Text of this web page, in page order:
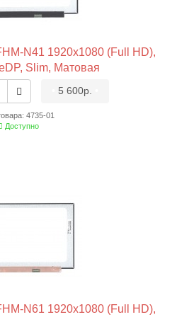
N41 1920x1080 (Full HD),
Slim, Матовая
5 600р.
4735-01
Доступно
N61 1920x1080 (Full HD),